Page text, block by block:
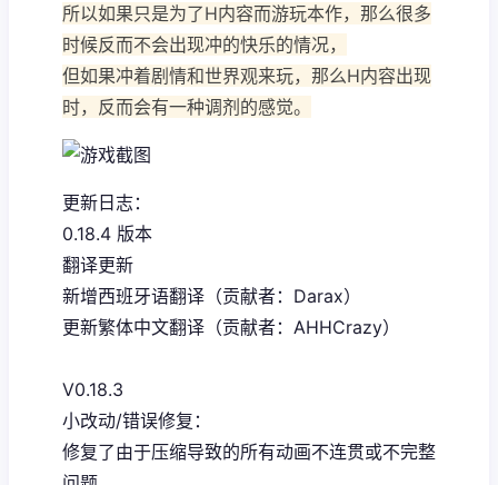
所以如果只是为了H内容而游玩本作，那么很多
时候反而不会出现冲的快乐的情况，
但如果冲着剧情和世界观来玩，那么H内容出现
时，反而会有一种调剂的感觉。
更新日志：
0.18.4 版本
翻译更新
新增西班牙语翻译（贡献者：Darax）
更新繁体中文翻译（贡献者：AHHCrazy）
V0.18.3
小改动/错误修复：
修复了由于压缩导致的所有动画不连贯或不完整